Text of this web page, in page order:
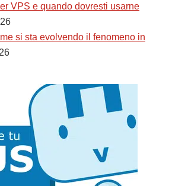
VPS e quando dovresti usarne
si sta evolvendo il fenomeno in